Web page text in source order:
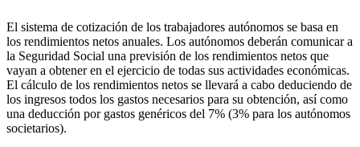
El sistema de cotización de los trabajadores autónomos se basa en
los rendimientos netos anuales. Los autónomos deberán comunicar a
la Seguridad Social una previsión de los rendimientos netos que
vayan a obtener en el ejercicio de todas sus actividades económicas.
El cálculo de los rendimientos netos se llevará a cabo deduciendo de
los ingresos todos los gastos necesarios para su obtención, así como
una deducción por gastos genéricos del 7% (3% para los autónomos
societarios).